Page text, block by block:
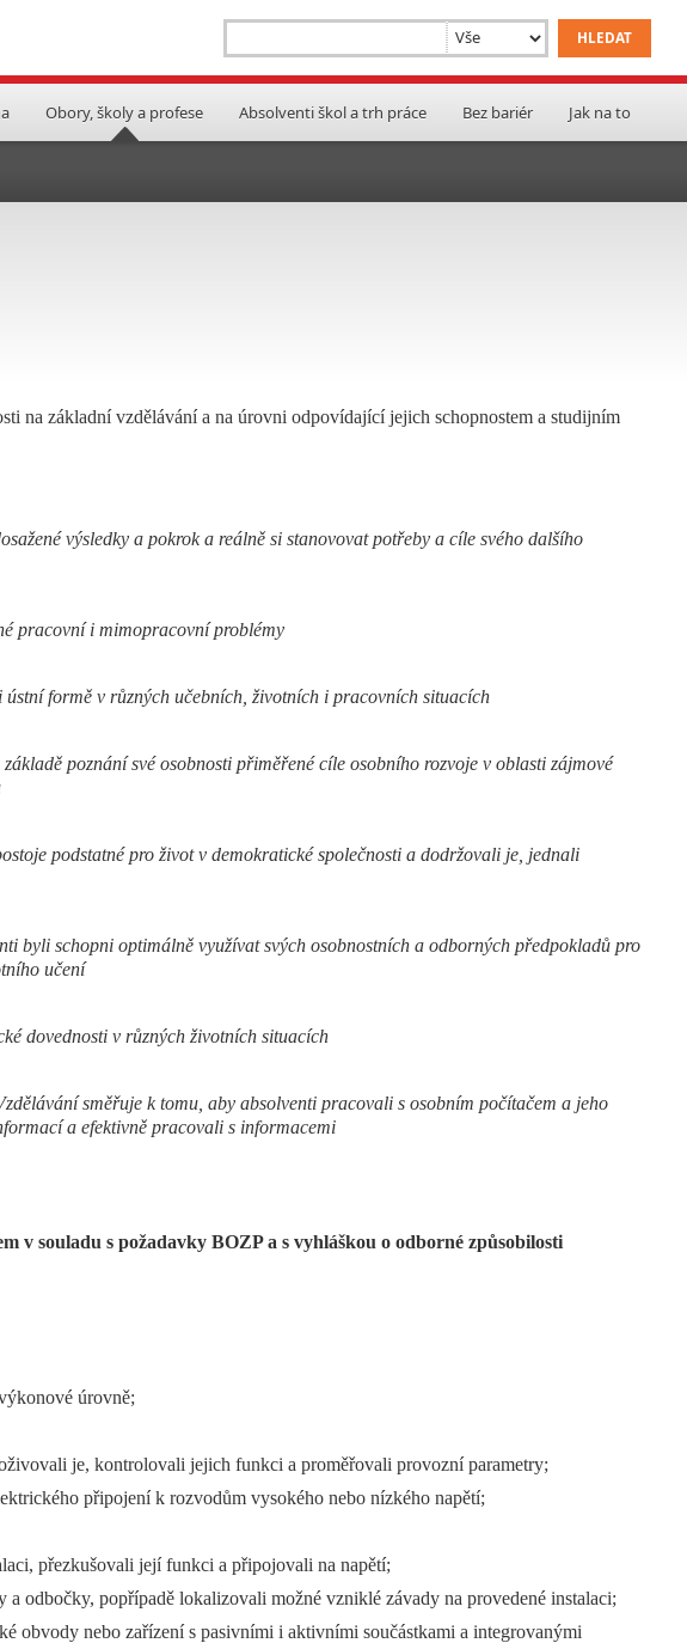
Obory, školy a profese Absolventi škol a trh práce Bez bariér Jak na to
na základní vzdělávání a na úrovni odpovídající jejich schopnostem a studijním
výsledky a pokrok a reálně si stanovovat potřeby a cíle svého dalšího
pracovní i mimopracovní problémy
formě v různých učebních, životních i pracovních situacích
poznání své osobnosti přiměřené cíle osobního rozvoje v oblasti zájmové
podstatné pro život v demokratické společnosti a dodržovali je, jednali
byli schopni optimálně využívat svých osobnostních a odborných předpokladů pro
učení
dovednosti v různých životních situacích
směřuje k tomu, aby absolventi pracovali s osobním počítačem a jeho
a efektivně pracovali s informacemi
v souladu s požadavky BOZP a s vyhláškou o odborné způsobilosti
úrovně;
je, kontrolovali jejich funkci a proměřovali provozní parametry;
připojení k rozvodům vysokého nebo nízkého napětí;
přezkušovali její funkci a připojovali na napětí;
popřípadě lokalizovali možné vzniklé závady na provedené instalaci;
obvody nebo zařízení s pasivními i aktivními součástkami a integrovanými